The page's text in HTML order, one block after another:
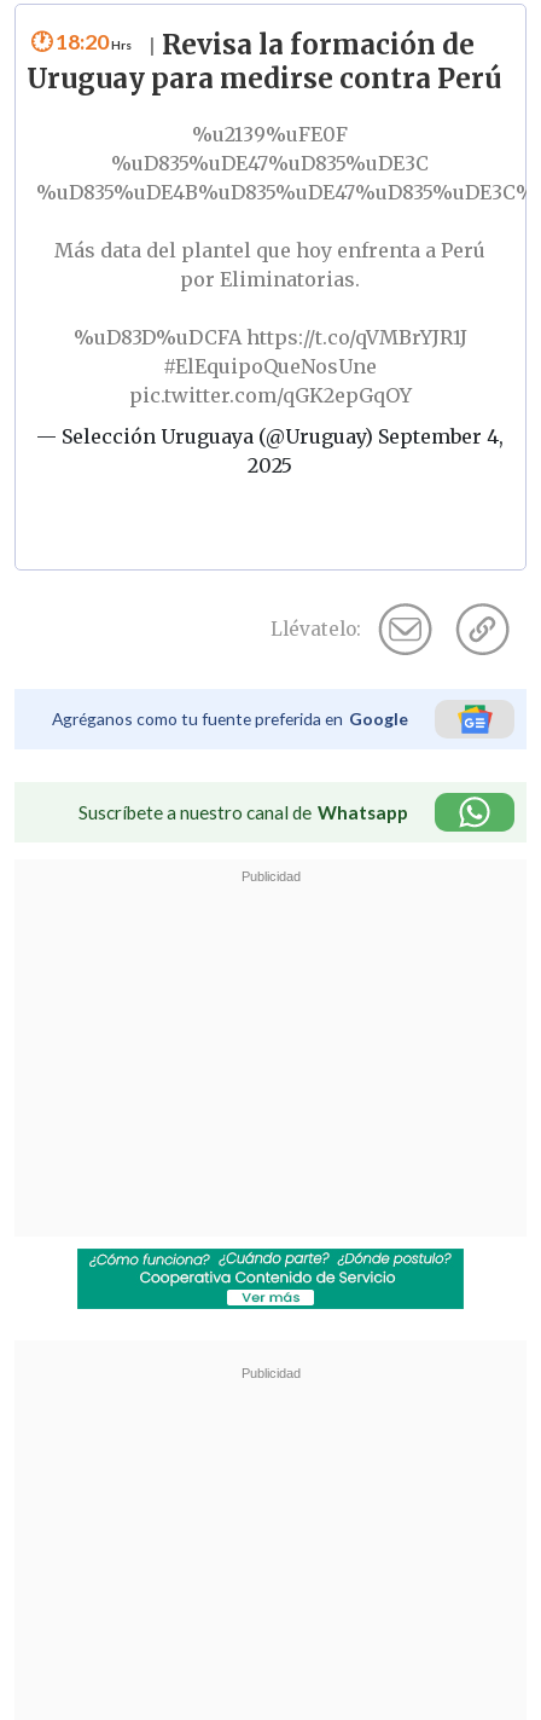
18:20
Revisa la formación de
Uruguay para medirse contra Perú
%u2139%uFE0F
%uD835%uDE47%uD835%uDE3C
Más data del plantel que hoy enfrenta a Perú
por Eliminatorias.
%uD83D%uDCFA https://t.co/qVMBrYJR1J
#ElEquipoQueNosUne
pic.twitter.com/qGK2epGqOY
— Selección Uruguaya (@Uruguay) September 4,
2025
Llévatelo:
Agréganos como tu fuente preferida en Google
Suscríbete a nuestro canal de Whatsapp